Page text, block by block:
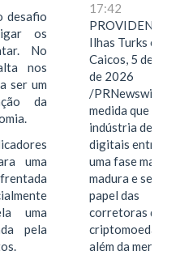
desafio
os
No
nos
ser um
da
uma
uma
pela
17:42
Ilhas Turks e
Caicos, 5 de
de 2026
/PRNewswire/
medida que a
indústria de
digitais entra em
uma fase mais
madura e
papel das
corretoras de
criptomoedas
além da mera